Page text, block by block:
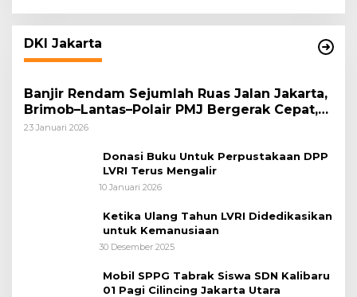
DKI Jakarta
Banjir Rendam Sejumlah Ruas Jalan Jakarta,
Brimob–Lantas–Polair PMJ Bergerak Cepat,
Polri Siagakan 128.247 Personel Secara
23 Januari 2026
Donasi Buku Untuk Perpustakaan DPP
LVRI Terus Mengalir
10 Januari 2026
Ketika Ulang Tahun LVRI Didedikasikan
untuk Kemanusiaan
30 Desember 2025
Mobil SPPG Tabrak Siswa SDN Kalibaru
01 Pagi Cilincing Jakarta Utara